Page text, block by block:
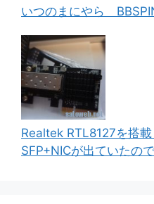
いつのまにやら
Realtek RTL8127を搭
SFP+NICが出ていたので